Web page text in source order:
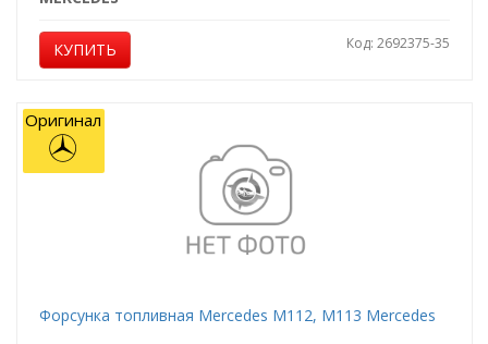
КУПИТЬ Код: 2692375-35
Форсунка топливная Mercedes M112, M113 Mercedes
Оригинал